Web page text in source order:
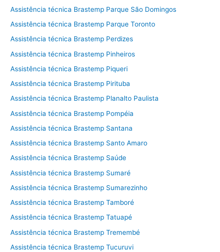
Assistência técnica Brastemp Parque São Domingos
Assistência técnica Brastemp Parque Toronto
Assistência técnica Brastemp Perdizes
Assistência técnica Brastemp Pinheiros
Assistência técnica Brastemp Piqueri
Assistência técnica Brastemp Pirituba
Assistência técnica Brastemp Planalto Paulista
Assistência técnica Brastemp Pompéia
Assistência técnica Brastemp Santana
Assistência técnica Brastemp Santo Amaro
Assistência técnica Brastemp Saúde
Assistência técnica Brastemp Sumaré
Assistência técnica Brastemp Sumarezinho
Assistência técnica Brastemp Tamboré
Assistência técnica Brastemp Tatuapé
Assistência técnica Brastemp Tremembé
Assistência técnica Brastemp Tucuruvi